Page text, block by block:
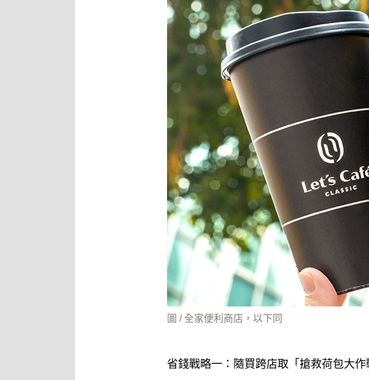
圖 / 全家便利商店，以下同
省錢戰略一：隨買跨店取「搶救荷包大